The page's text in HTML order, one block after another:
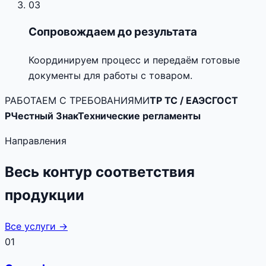
03
Сопровождаем до результата
Координируем процесс и передаём готовые
документы для работы с товаром.
РАБОТАЕМ С ТРЕБОВАНИЯМИТР ТС / ЕАЭСГОСТ
РЧестный ЗнакТехнические регламенты
Направления
Весь контур соответствия
продукции
Все услуги →
01